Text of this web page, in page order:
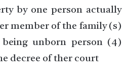
by one person actually
member of the family (s)
unborn person (4)
decree of ther court